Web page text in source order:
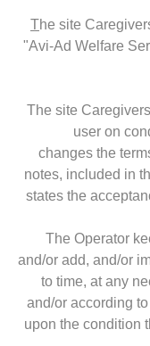
The site
"Avi-Ad Welfare
The site
user on
changes the
notes, included in
states the
The Operator
and/or add, and/or
to time, at any
and/or according
upon the condition